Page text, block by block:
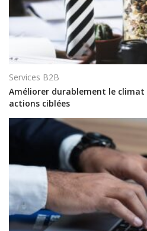
Services B2B
Améliorer durablement le climat
actions ciblées